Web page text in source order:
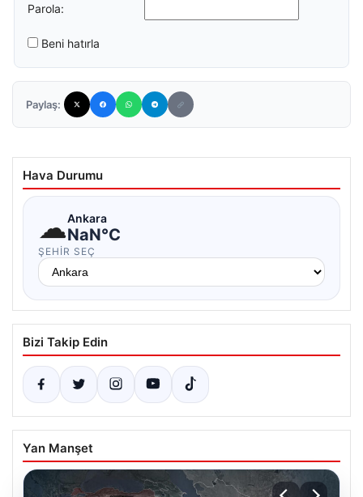
Parola:
Beni hatırla
Paylaş:
Hava Durumu
☁Ankara
NaN°C
ŞEHIR SEÇ
Bizi Takip Edin
Yan Manşet